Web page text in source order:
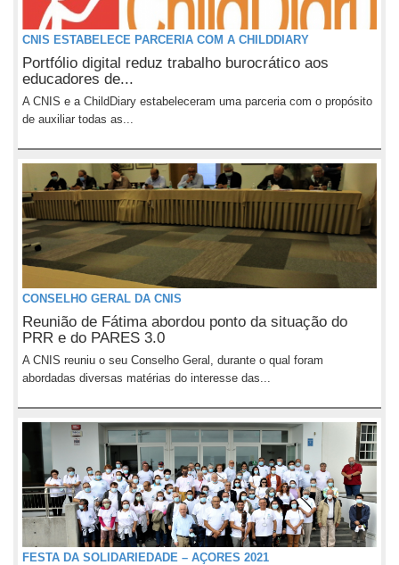
CNIS ESTABELECE PARCERIA COM A CHILDDIARY
Portfólio digital reduz trabalho burocrático aos
educadores de...
A CNIS e a ChildDiary estabeleceram uma parceria com o propósito
de auxiliar todas as...
CONSELHO GERAL DA CNIS
Reunião de Fátima abordou ponto da situação do
PRR e do PARES 3.0
A CNIS reuniu o seu Conselho Geral, durante o qual foram
abordadas diversas matérias do interesse das...
FESTA DA SOLIDARIEDADE – AÇORES 2021